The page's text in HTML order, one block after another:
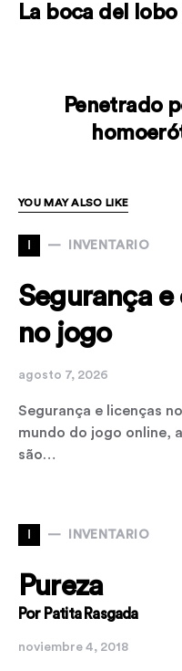
La boca del lobo
Penetrado
YOU MAY ALSO LIKE
I INVENTARIO
Segurança
no jogo
agosto 7, 2026
Segurança e licenças
mundo do jogo online,
são…
I INVENTARIO
Pureza
Por Patita Rasgada
noviembre 4, 2018